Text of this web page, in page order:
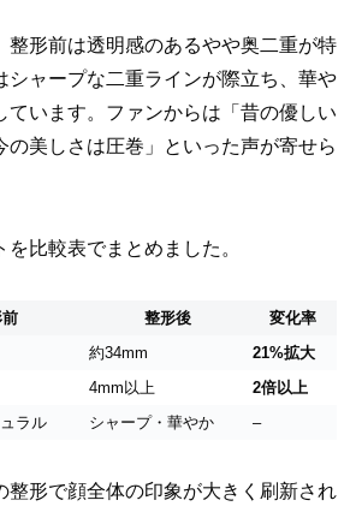
整形前は透明感のあるやや奥二重が特
シャープな二重ラインが際立ち、華や
ています。ファンからは「昔の優しい
の美しさは圧巻」といった声が寄せら
比較表でまとめました。
整形後
変化率
約34mm
21%拡大
4mm以上
2倍以上
ラル シャープ・華やか –
整形で顔全体の印象が大きく刷新され